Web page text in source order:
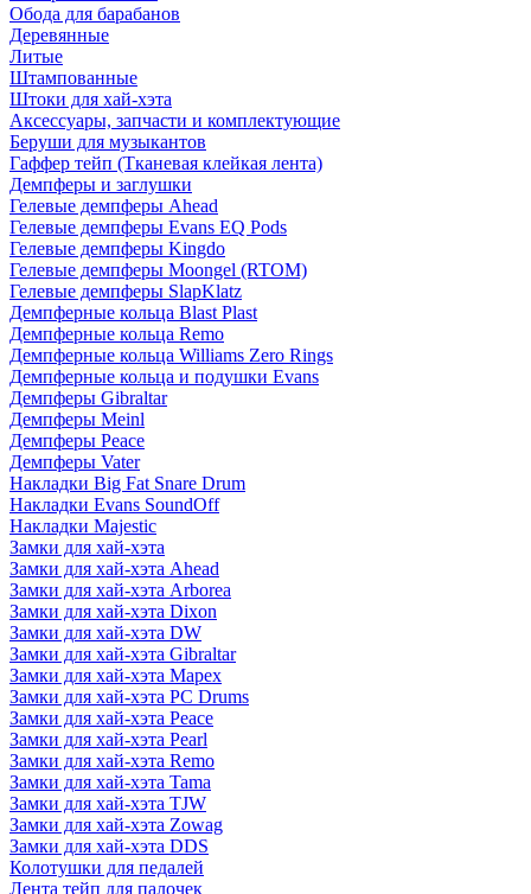
Обода для барабанов
Деревянные
Литые
Штампованные
Штоки для хай-хэта
Аксессуары, запчасти и комплектующие
Беруши для музыкантов
Гаффер тейп (Тканевая клейкая лента)
Демпферы и заглушки
Гелевые демпферы Ahead
Гелевые демпферы Evans EQ Pods
Гелевые демпферы Kingdo
Гелевые демпферы Moongel (RTOM)
Гелевые демпферы SlapKlatz
Демпферные кольца Blast Plast
Демпферные кольца Remo
Демпферные кольца Williams Zero Rings
Демпферные кольца и подушки Evans
Демпферы Gibraltar
Демпферы Meinl
Демпферы Peace
Демпферы Vater
Накладки Big Fat Snare Drum
Накладки Evans SoundOff
Накладки Majestic
Замки для хай-хэта
Замки для хай-хэта Ahead
Замки для хай-хэта Arborea
Замки для хай-хэта Dixon
Замки для хай-хэта DW
Замки для хай-хэта Gibraltar
Замки для хай-хэта Mapex
Замки для хай-хэта PC Drums
Замки для хай-хэта Peace
Замки для хай-хэта Pearl
Замки для хай-хэта Remo
Замки для хай-хэта Tama
Замки для хай-хэта TJW
Замки для хай-хэта Zowag
Замки для хай-хэта DDS
Колотушки для педалей
Лента тейп для палочек